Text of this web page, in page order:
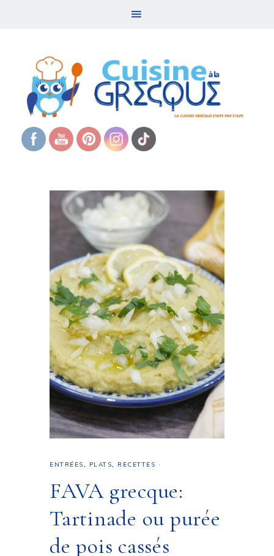
ENTRÉES PLATS RECETTES ·
FAVA grecque:
Tartinade ou purée
de pois cassés